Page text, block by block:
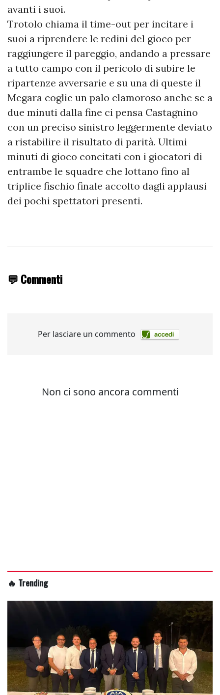
avanti i suoi.
Trotolo chiama il time-out per incitare i
suoi a riprendere le redini del gioco per
raggiungere il pareggio, andando a pressare
a tutto campo con il pericolo di subire le
ripartenze avversarie e su una di queste il
Megara coglie un palo clamoroso anche se a
due minuti dalla fine ci pensa Castagnino
con un preciso sinistro leggermente deviato
a ristabilire il risultato di parità. Ultimi
minuti di gioco concitati con i giocatori di
entrambe le squadre che lottano fino al
triplice fischio finale accolto dagli applausi
dei pochi spettatori presenti.
💬 Commenti
🔥 Trending